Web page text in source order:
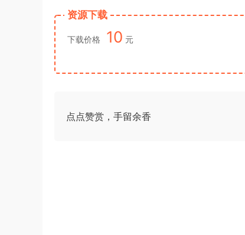
资源下载
下载价格 10 元
点点赞赏，手留余香